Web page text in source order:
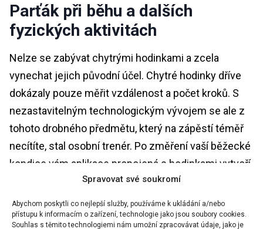
Spravovat své soukromí
Abychom poskytli co nejlepší služby, používáme k ukládání a/nebo
přístupu k informacím o zařízení, technologie jako jsou soubory cookies.
Souhlas s těmito technologiemi nám umožní zpracovávat údaje, jako je
Parťák při běhu a dalších
fyzických aktivitách
Nelze se zabývat chytrými hodinkami a zcela
vynechat jejich původní účel. Chytré hodinky dříve
dokázaly pouze měřit vzdálenost a počet kroků. S
nezastavitelným technologickým vývojem se ale z
tohoto drobného předmětu, který na zápěstí téměř
necítíte, stal osobní trenér. Po změření vaší běžecké
kondice vám aplikace propojená s hodinkami vytvoří
osobní tréninkový plán a bude pravidelně
vyhodnocovat vaše výsledky, a samozřejmě i váš
pokrok.